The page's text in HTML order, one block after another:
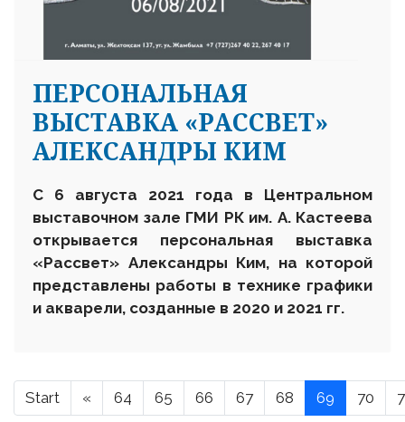
ПЕРСОНАЛЬНАЯ
ВЫСТАВКА «РАССВЕТ»
АЛЕКСАНДРЫ КИМ
С 6 августа 2021 года в Центральном
выставочном зале ГМИ РК им. А. Кастеева
открывается персональная выставка
«Рассвет» Александры Ким, на которой
представлены работы в технике графики
и акварели, созданные в 2020 и 2021 гг.
Start « 64 65 66 67 68 69 70